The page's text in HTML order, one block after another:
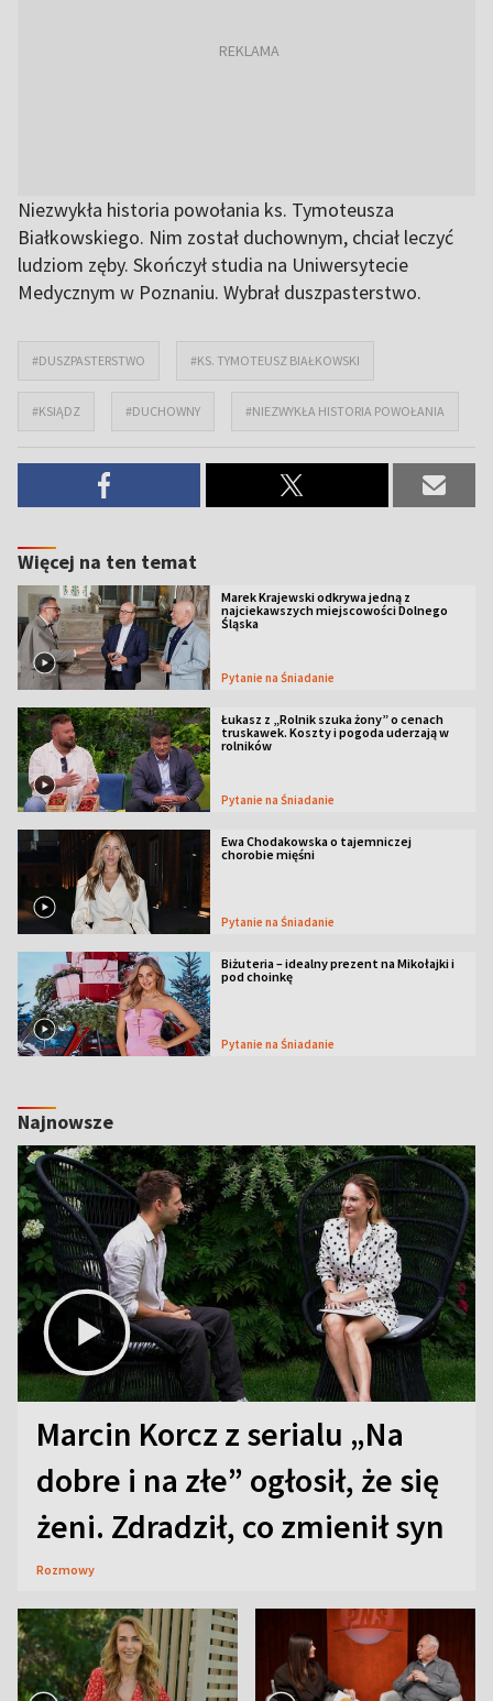
Niezwykła historia powołania ks. Tymoteusza
Białkowskiego. Nim został duchownym, chciał leczyć
ludziom zęby. Skończył studia na Uniwersytecie
Medycznym w Poznaniu. Wybrał duszpasterstwo.
#DUSZPASTERSTWO #KS. TYMOTEUSZ BIAŁKOWSKI
#KSIĄDZ #DUCHOWNY #NIEZWYKŁA HISTORIA POWOŁANIA
Więcej na ten temat
Marek Krajewski odkrywa jedną z
najciekawszych miejscowości Dolnego
Śląska
Pytanie na Śniadanie
Łukasz z „Rolnik szuka żony” o cenach
truskawek. Koszty i pogoda uderzają w
rolników
Pytanie na Śniadanie
Ewa Chodakowska o tajemniczej
chorobie mięśni
Pytanie na Śniadanie
Biżuteria – idealny prezent na Mikołajki i
pod choinkę
Pytanie na Śniadanie
Najnowsze
Marcin Korcz z serialu „Na
dobre i na złe” ogłosił, że się
żeni. Zdradził, co zmienił syn
Rozmowy